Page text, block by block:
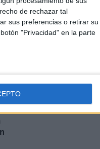
de rechazar tal
sus preferencias o retirar su
"Privacidad" en la parte
a